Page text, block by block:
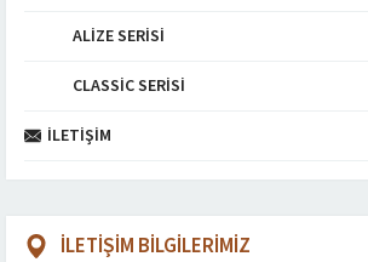
ALIZE SERISI
CLASSIC SERISI
İLETIŞIM
İLETİŞİM BİLGİLERİMİZ